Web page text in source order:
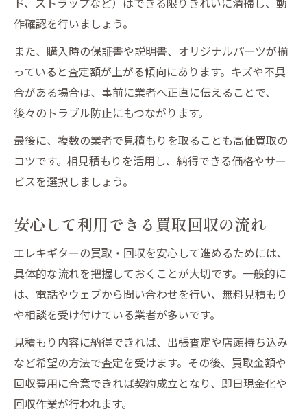
作確認を行いましょう。
また、購入時の保証書や説明書、オリジナルパーツが揃
っていると査定額が上がる傾向にあります。キズや不具
合がある場合は、事前に業者へ正直に伝えることで、
後々のトラブル防止にもつながります。
最後に、複数の業者で見積もりを取ることも高価買取の
コツです。相見積もりを活用し、納得できる価格やサー
ビスを選択しましょう。
安心して利用できる買取回収の流れ
エレキギターの買取・回収を安心して進めるためには、
具体的な流れを把握しておくことが大切です。一般的に
は、電話やウェブから問い合わせを行い、無料見積もり
や相談を受け付けている業者が多いです。
見積もり内容に納得できれば、出張査定や店頭持ち込み
など希望の方法で査定を受けます。その後、買取金額や
回収費用に合意できれば契約成立となり、即日現金化や
回収作業が行われます。